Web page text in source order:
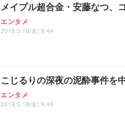
Sezlife オフィスチェア デスクチ
ANDWINT オフィスチェア デスク
メイプル超合金・安藤なつ、
エンタメ
2018.5.18(金) 9:44
こじるりの深夜の泥酔事件を
エンタメ
2018.5.18(金) 9:40